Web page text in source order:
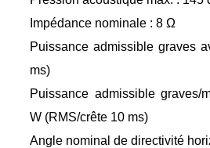
Impédance nominale : 8 Ω
Puissance admissible graves
ms)
Puissance admissible graves/
W (RMS/crête 10 ms)
Angle nominal de directivité